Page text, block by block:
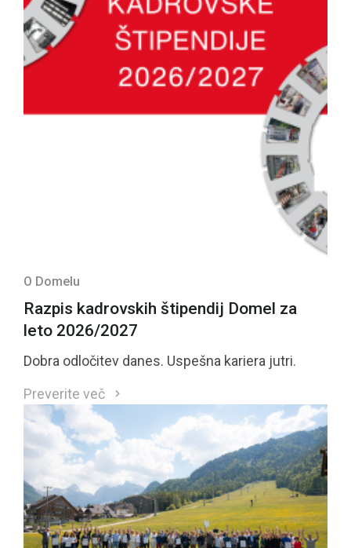
O Domelu
Razpis kadrovskih štipendij Domel za
leto 2026/2027
Dobra odločitev danes. Uspešna kariera jutri.
Preverite več